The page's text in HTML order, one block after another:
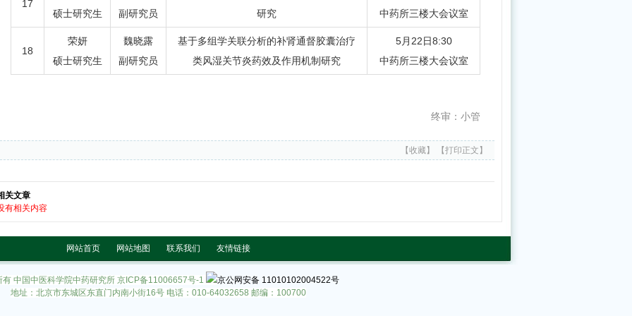
科
17
硕士研究生
副研究员 研究 中药所三楼大会议室
18
荣妍
硕士研究生
魏晓露
副研究员
基于多组学关联分析的补肾通督胶囊治疗
类风湿关节炎药效及作用机制研究
5月22日8:30
中药所三楼大会议室
终审：小管
【收藏】 【打印正文】
关文章
有相关内容
网站首页 网站地图 联系我们 友情链接
有 中国中医科学院中药研究所 京ICP备11006657号-1
京公网安备 11010102004522号
地址：北京市东城区东直门内南小街16号 电话：010-64032658 邮编：100700